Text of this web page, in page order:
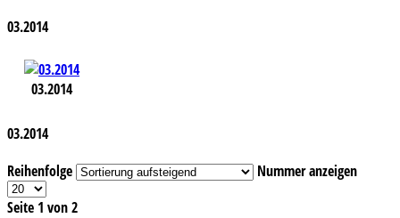
03.2014
03.2014
03.2014
Reihenfolge
Nummer anzeigen
Seite 1 von 2